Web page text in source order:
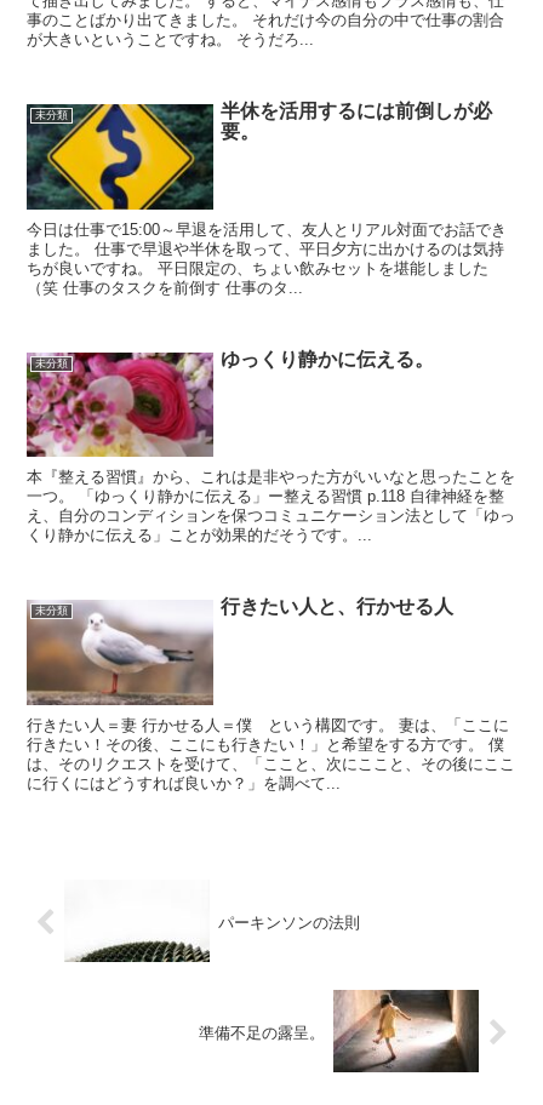
事のことばかり出てきました。 それだけ今の自分の中で仕事の割合
が大きいということですね。 そうだろ...
未分類
半休を活用するには前倒しが必
要。
今日は仕事で15:00～早退を活用して、友人とリアル対面でお話でき
ました。 仕事で早退や半休を取って、平日夕方に出かけるのは気持
ちが良いですね。 平日限定の、ちょい飲みセットを堪能しました
（笑 仕事のタスクを前倒す 仕事のタ...
未分類 ゆっくり静かに伝える。
本『整える習慣』から、これは是非やった方がいいなと思ったことを
一つ。 「ゆっくり静かに伝える」ー整える習慣 p.118 自律神経を整
え、自分のコンディションを保つコミュニケーション法として「ゆっ
くり静かに伝える」ことが効果的だそうです。...
未分類 行きたい人と、行かせる人
行きたい人＝妻 行かせる人＝僕 という構図です。 妻は、「ここに
行きたい！その後、ここにも行きたい！」と希望をする方です。 僕
は、そのリクエストを受けて、「ここと、次にここと、その後にここ
に行くにはどうすれば良いか？」を調べて...
パーキンソンの法則
準備不足の露呈。